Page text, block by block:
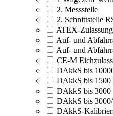
2. Messstelle
2. Schnittstelle
ATEX-
Auf- und
Auf- und
CE-M
DAkkS bis
DAkkS bis 1500
DAkkS bis 3000
DAkkS bis
DAkkS-